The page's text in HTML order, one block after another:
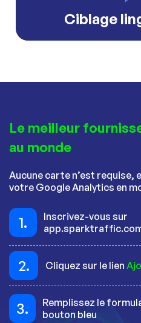
Ciblage
Le meilleur
au monde
Aucune carte n’est
votre Google Analytics en
1.
Inscrivez-vous sur
2. Cliquez sur le lien
3.
Remplissez le
bouton bleu